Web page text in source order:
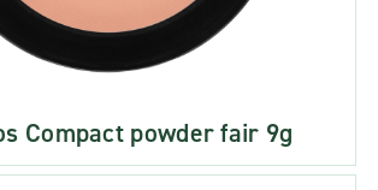
Compact powder fair 9g